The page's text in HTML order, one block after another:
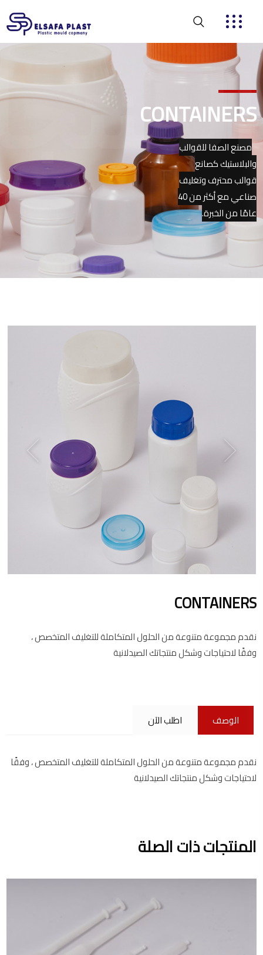
CONTAINERS
مصنع الصفا للقوالب
والبلاستيك كصانع
قوالب محترف وتغليف
صناعي مع أكثر من 40
عامًا من الخبرة.
CONTAINERS
نقدم مجموعة متنوعة من الحلول المتكاملة للتغليف المتخصص ،
وفقًا لاحتياجات وشكل منتجاتك الصيدلانية
الوصف اطلب الآن
نقدم مجموعة متنوعة من الحلول المتكاملة للتغليف المتخصص ، وفقًا
لاحتياجات وشكل منتجاتك الصيدلانية
المنتجات ذات الصلة